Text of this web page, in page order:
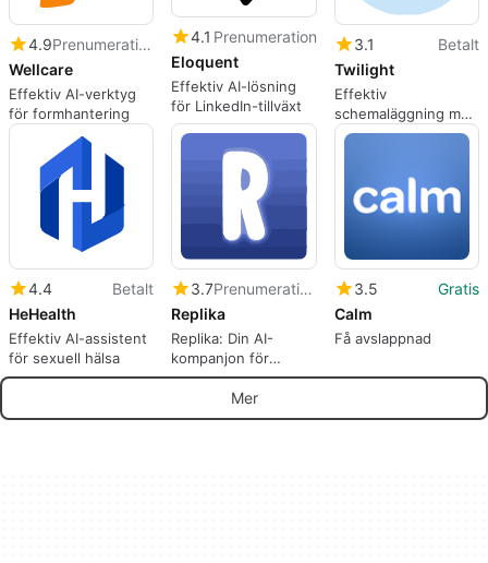
4.9
Prenumeration
Wellcare
Effektiv AI-verktyg
för formhantering
4.1 Prenumeration
Eloquent
Effektiv AI-lösning
för LinkedIn-tillväxt
3.1
Betalt
Twilight
Effektiv
schemaläggning med
Twilight
4.4
Betalt
HeHealth
Effektiv AI-assistent
för sexuell hälsa
3.7
Prenumeration
Replika
Replika: Din AI-
kompanjon för
empatisk
konversation
3.5
Gratis
Calm
Få avslappnad
Mer